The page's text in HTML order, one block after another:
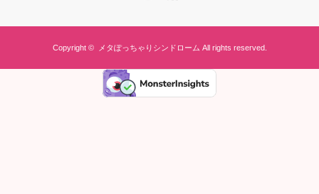
Copyright © メタぽっちゃりシンドローム All rights reserved.